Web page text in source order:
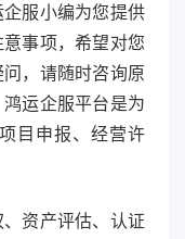
服小编为您提供
事项，希望对您
，请随时咨询原
运企服平台是为
目申报、经营许
资产评估、认证